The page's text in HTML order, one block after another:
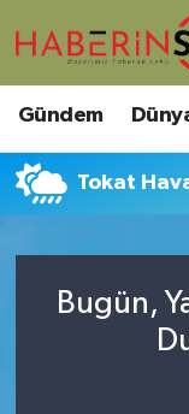
Gündem
Tokat
Bugün,
Asayiş
Bilim ve
Çevre
Nöbetçi
Hava
Trafik Durumu
Tüm